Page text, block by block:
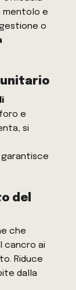
mentolo e
o
e
si
del
che
cancro ai
Riduce
dalla